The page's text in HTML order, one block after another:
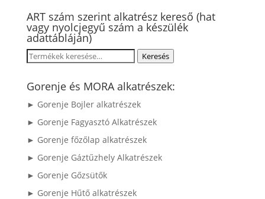
ART szám szerint alkatrész kereső (hat
vagy nyolcjegyű szám a készülék
adattábláján)
Keresés
következőre:
Keresés
Gorenje és MORA alkatrészek:
► Gorenje Bojler alkatrészek
► Gorenje Fagyasztó Alkatrészek
► Gorenje főzőlap alkatrészek
► Gorenje Gáztűzhely Alkatrészek
► Gorenje Gőzsütők
► Gorenje Hűtő alkatrészek